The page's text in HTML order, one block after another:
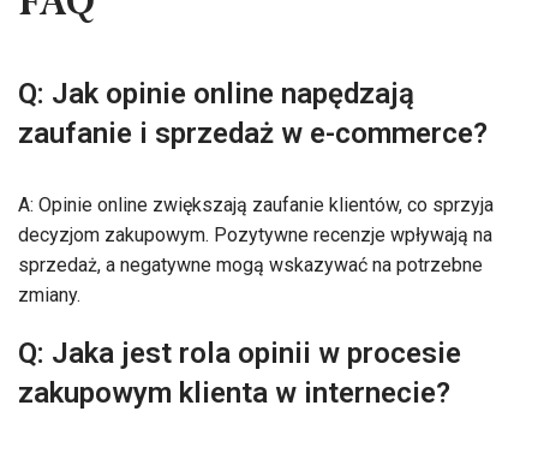
FAQ
Q: Jak opinie online napędzają
zaufanie i sprzedaż w e-commerce?
A: Opinie online zwiększają zaufanie klientów, co sprzyja
decyzjom zakupowym. Pozytywne recenzje wpływają na
sprzedaż, a negatywne mogą wskazywać na potrzebne
zmiany.
Q: Jaka jest rola opinii w procesie
zakupowym klienta w internecie?